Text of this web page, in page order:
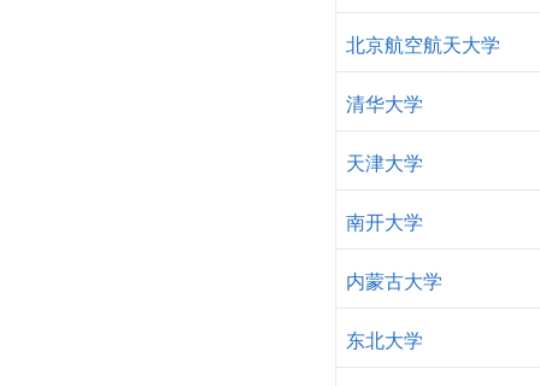
北京航空航天大学
清华大学
天津大学
南开大学
内蒙古大学
东北大学